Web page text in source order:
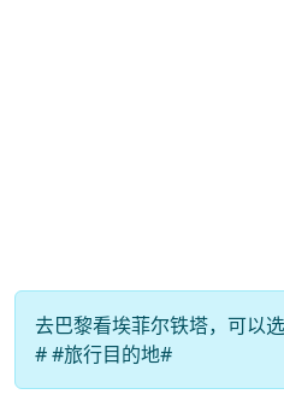
去巴黎看埃菲尔铁塔，可以
# #旅行目的地#